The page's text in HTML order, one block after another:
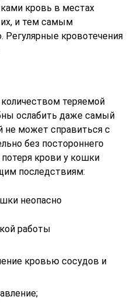
кровь в местах
их, и тем самым
Регулярные кровотечения
теряемой
ослабить даже самый
не может справиться с
без постороннего
крови у кошки
последствиям:
неопасно
работы
кровью сосудов и